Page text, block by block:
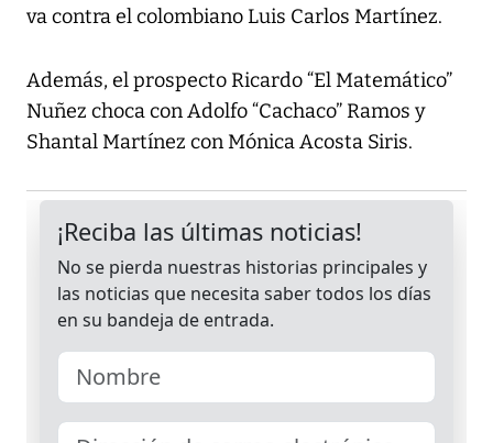
va contra el colombiano Luis Carlos Martínez.
Además, el prospecto Ricardo “El Matemático”
Nuñez choca con Adolfo “Cachaco” Ramos y
Shantal Martínez con Mónica Acosta Siris.